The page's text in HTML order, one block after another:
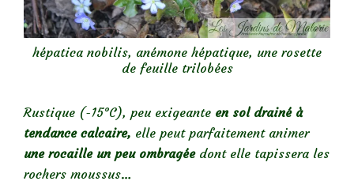
hépatica nobilis, anémone hépatique, une rosette
de feuille trilobées
Rustique (-15°C), peu exigeante en sol drainé à
tendance calcaire, elle peut parfaitement animer
une rocaille un peu ombragéedont elle tapissera les
rochers moussus…